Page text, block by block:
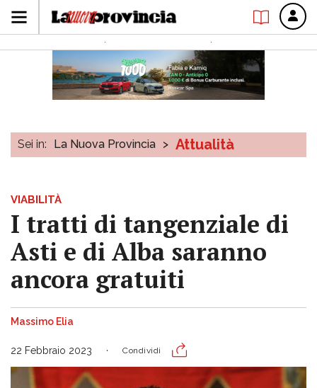
Sei in: La Nuova Provincia > Attualità
VIABILITÀ
I tratti di tangenziale di
Asti e di Alba saranno
ancora gratuiti
Massimo Elia
22 Febbraio 2023 Condividi